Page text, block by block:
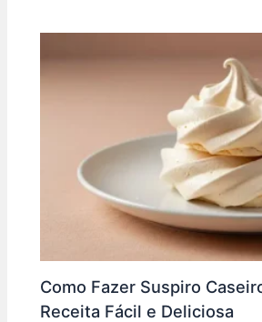
Como Fazer Suspiro
Receita Fácil e Deliciosa